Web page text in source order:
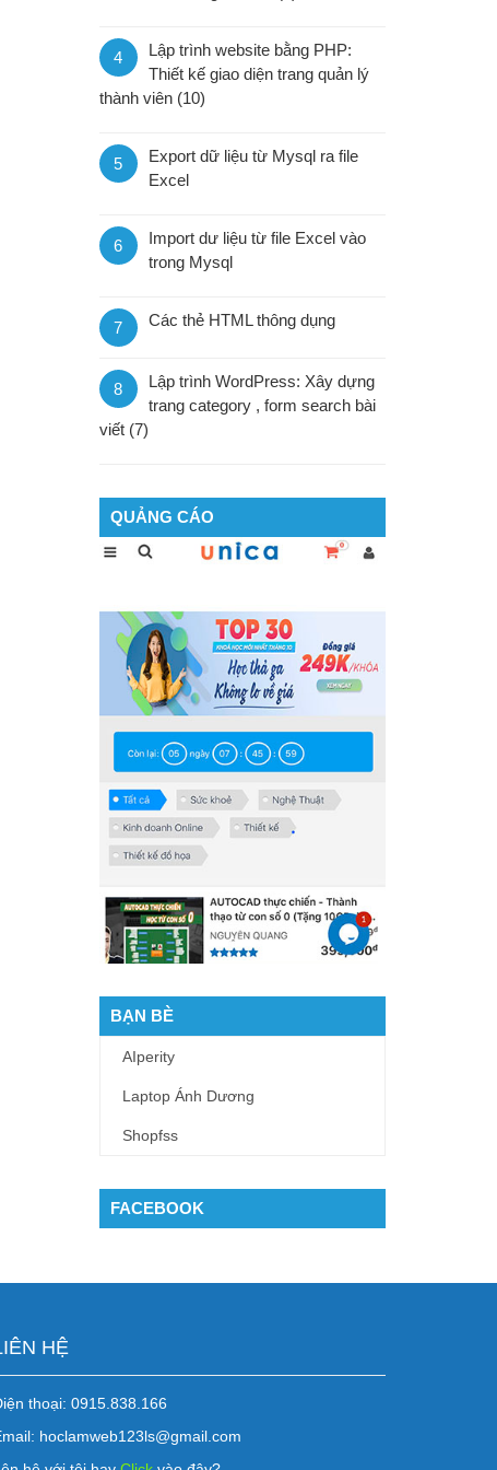
4
Lập trình website bằng PHP:
Thiết kế giao diện trang quản lý
thành viên (10)
5
Export dữ liệu từ Mysql ra file
Excel
6
Import dư liệu từ file Excel vào
trong Mysql
7 Các thẻ HTML thông dụng
8
Lập trình WordPress: Xây dựng
trang category , form search bài
viết (7)
QUẢNG CÁO
BẠN BÈ
AIperity
Laptop Ánh Dương
Shopfss
FACEBOOK
HỆ
thoại: 0915.838.166
hoclamweb123ls@gmail.com